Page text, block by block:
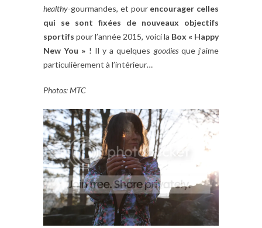
healthy-gourmandes, et pour encourager celles
qui se sont fixées de nouveaux objectifs
sportifs pour l’année 2015, voici la Box « Happy
New You » ! Il y a quelques goodiesque j’aime
particulièrement à l’intérieur…
Photos: MTC